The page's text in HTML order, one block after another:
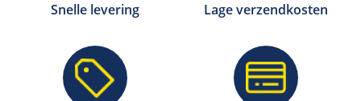
Snelle levering Lage verzendkosten